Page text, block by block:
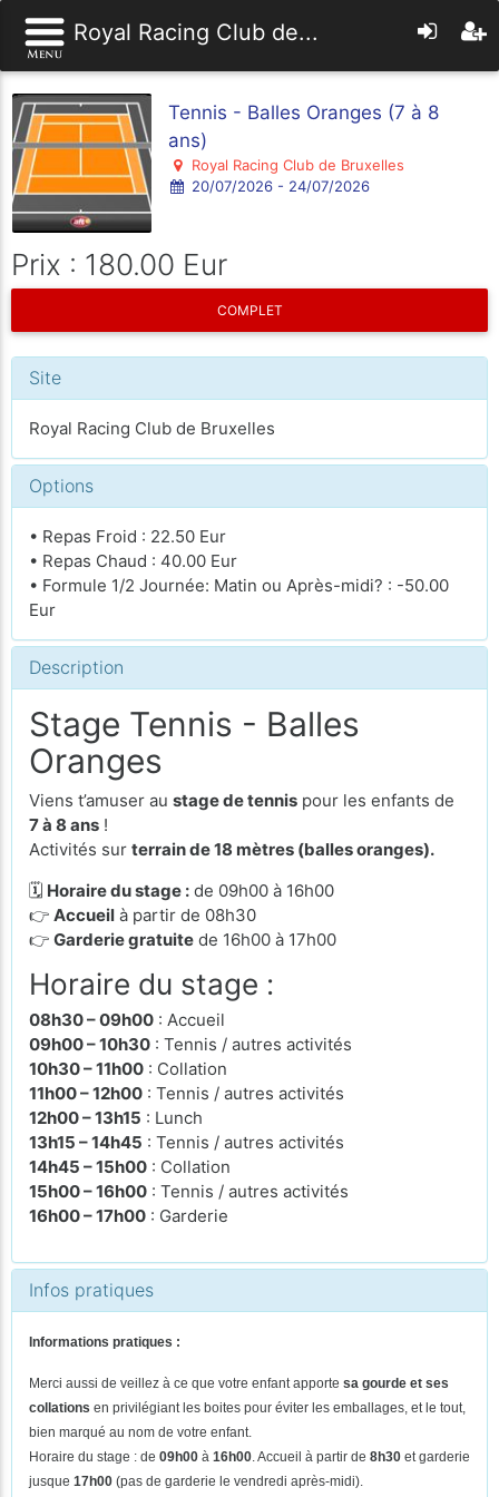
Royal Racing Club de...
Tennis - Balles Oranges (7 à 8
ans)
Royal Racing Club de Bruxelles
20/07/2026 - 24/07/2026
Prix : 180.00 Eur
COMPLET
Site
Royal Racing Club de Bruxelles
Options
• Repas Froid : 22.50 Eur
• Repas Chaud : 40.00 Eur
• Formule 1/2 Journée: Matin ou Après-midi? : -50.00
Eur
Description
Stage Tennis - Balles
Oranges
Viens t’amuser au stage de tennis pour les enfants de
7à 8 ans !
Activités sur terrain de 18 mètres (balles oranges).
🗓 Horaire du stage : de 09h00 à 16h00
👉 Accueil à partir de 08h30
👉 Garderie gratuite de 16h00 à 17h00
Horaire du stage :
08h30 – 09h00 : Accueil
09h00 – 10h30 : Tennis / autres activités
10h30 – 11h00 : Collation
11h00 – 12h00 : Tennis / autres activités
12h00 – 13h15 : Lunch
13h15 – 14h45 : Tennis / autres activités
14h45 – 15h00 : Collation
15h00 – 16h00 : Tennis / autres activités
16h00 – 17h00 : Garderie
Infos pratiques
Informations pratiques :
Merci aussi de veillez à ce que votre enfant apporte sa gourde et ses
collations en privilégiant les boites pour éviter les emballages, et le tout,
bien marqué au nom de votre enfant.
Horaire du stage : de 09h00 à 16h00. Accueil à partir de 8h30 et garderie
jusque 17h00 (pas de garderie le vendredi après-midi).